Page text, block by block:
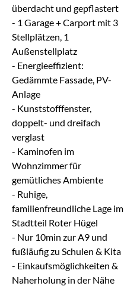
überdacht und gepflastert
- 1 Garage + Carport mit 3
Stellplätzen, 1
Außenstellplatz
- Energieeffizient:
Gedämmte Fassade, PV-
Anlage
- Kunststofffenster,
doppelt- und dreifach
verglast
- Kaminofen im
Wohnzimmer für
gemütliches Ambiente
- Ruhige,
familienfreundliche Lage im
Stadtteil Roter Hügel
- Nur 10min zur A9 und
fußläufig zu Schulen & Kita
- Einkaufsmöglichkeiten &
Naherholung in der Nähe